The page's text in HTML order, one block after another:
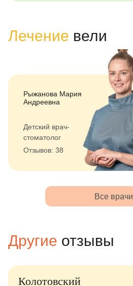
Лечение вели
Рыжанова Мария
Андреевна
Детский врач-
стоматолог
Отзывов: 38
Все врачи
Другие отзывы
Колотовский